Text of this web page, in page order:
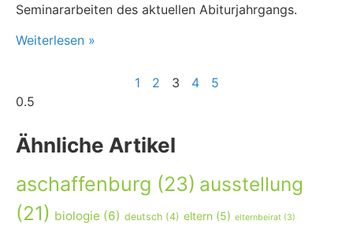
Seminararbeiten des aktuellen Abiturjahrgangs.
Weiterlesen »
1 2 3 4 5
Ähnliche Artikel
aschaffenburg (23) ausstellung
(21) biologie (6) deutsch (4) eltern (5) elternbeirat (3)